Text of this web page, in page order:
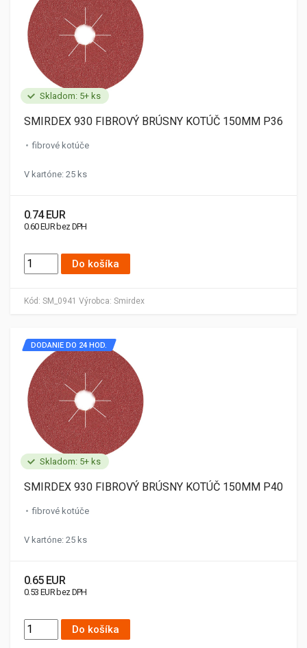
Skladom: 5+ ks
Kód: SM_0941 Výrobca: Smirdex
SMIRDEX 930 FIBROVÝ BRÚSNY KOTÚČ 150MM P36
fibrové kotúče
V kartóne: 25 ks
0.74 EUR
0.60 EUR bez DPH
Do košíka
Skladom: 5+ ks
DODANIE DO 24 HOD.
SMIRDEX 930 FIBROVÝ BRÚSNY KOTÚČ 150MM P40
fibrové kotúče
V kartóne: 25 ks
0.65 EUR
0.53 EUR bez DPH
Do košíka